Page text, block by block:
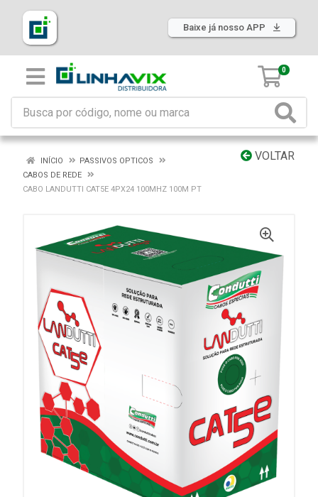
Baixe já nosso APP
0
VOLTAR
INÍCIO
PASSIVOS OPTICOS
CABOS DE REDE
CABO LANDUTTI CAT5E 4PX24 100MHZ 100M PT